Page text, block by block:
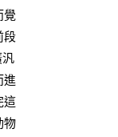
覺
段
汎
進
這
物